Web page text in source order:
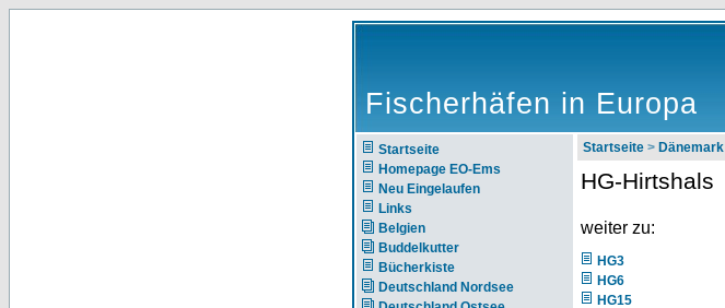
Fischerhäfen in Europa
Startseite
Homepage EO-Ems
Neu Eingelaufen
Links
Belgien
Buddelkutter
Bücherkiste
Deutschland Nordsee
Startseite > Dänemark
HG-Hirtshals
weiter zu:
HG3
HG6
HG15